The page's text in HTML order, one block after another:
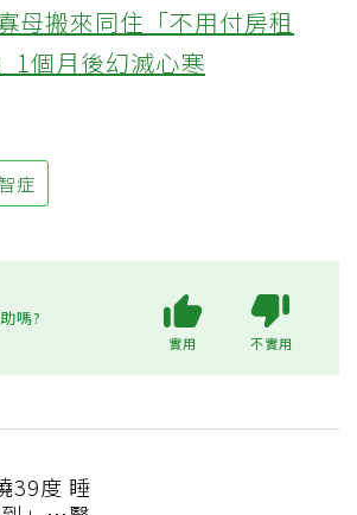
母搬來同住「不用付房租
1個月後幻滅心寒
症
嗎?
實用 不實用
39度 睡